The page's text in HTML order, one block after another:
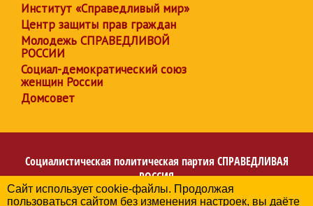
Институт «Справедливый мир»
Центр защиты прав граждан
Молодежь СПРАВЕДЛИВОЙ
РОССИИ
Социал-демократический союз
женщин России
Домсовет
Социалистическая политическая партия СПРАВЕДЛИВАЯ
РОССИЯ
Региональное отделение партии в Республике
Сайт использует cookie-файлы. Продолжая
пользоваться сайтом без изменения настроек, вы даёте